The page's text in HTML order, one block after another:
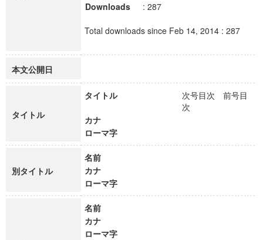
Downloads
: 287
Total downloads since Feb 14, 2014 : 287
本文公開日
タイトル
タイトル
次号目次 前号目
次
カナ
ローマ字
別タイトル
名前
カナ
ローマ字
名前
カナ
ローマ字